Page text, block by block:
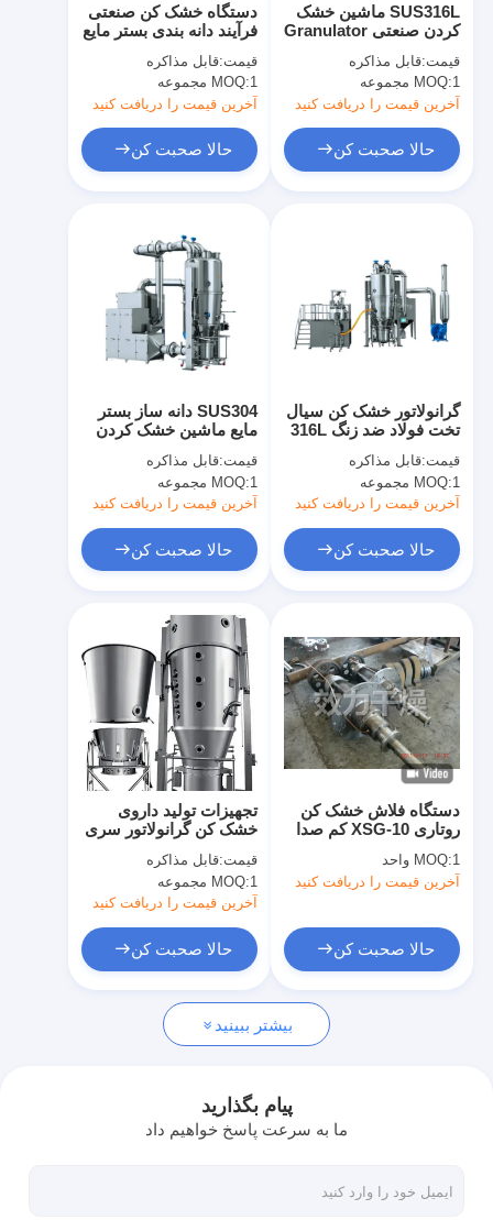
محصولات
دربارهی ما
کارخانه تور
تماس با ما
اخبار
همه موارد
اسپری خشک کن گریز از مرکز با سرعت بالا
مایکروویو وکیوم خشک کن
خشک کن اسپری فشار
دستگاه خشک کن صنعتی
فرآیند دانه بندی بستر مایع
قیمت:قابل مذاکره
MOQ:1 مجموعه
آخرین قیمت را دریافت کنید
حالا صحبت کن
SUS316L ماشین خشک
کردن صنعتی Granulator
مواد غذایی / کشاورزی
Granulation
قیمت:قابل مذاکره
MOQ:1 مجموعه
آخرین قیمت را دریافت کنید
حالا صحبت کن
SUS304 دانه ساز بستر
مایع ماشین خشک کردن
پردازش شیمیایی
قیمت:قابل مذاکره
MOQ:1 مجموعه
آخرین قیمت را دریافت کنید
حالا صحبت کن
گرانولاتور خشک کن سیال
تخت فولاد ضد زنگ 316L
غذایی بدون گرد و غبار
قیمت:قابل مذاکره
MOQ:1 مجموعه
آخرین قیمت را دریافت کنید
حالا صحبت کن
تجهیزات تولید داروی
خشک کن گرانولاتور سری
Stainless Steel
قیمت:قابل مذاکره
MOQ:1 مجموعه
آخرین قیمت را دریافت کنید
حالا صحبت کن
دستگاه فلاش خشک کن
روتاری XSG-10 کم صدا
MOQ:1 واحد
آخرین قیمت را دریافت کنید
حالا صحبت کن
بیشتر ببینید
پیام بگذارید
ما به سرعت پاسخ خواهیم داد